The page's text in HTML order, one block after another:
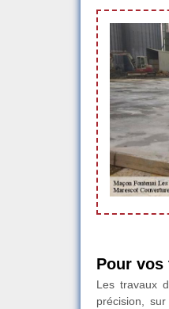
Pour vos
Les travaux
précision,